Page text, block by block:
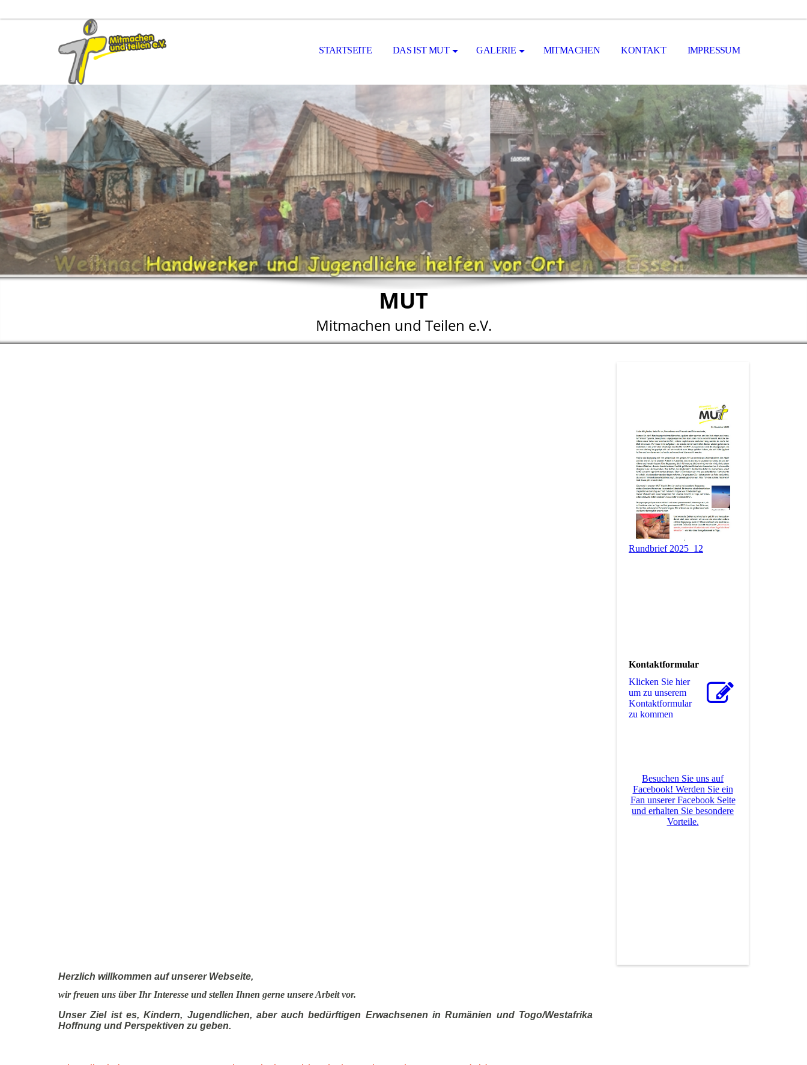
STARTSEITE DAS IST MUT GALERIE MITMACHEN KONTAKT IMPRESSUM
MUT
Mitmachen und Teilen e.V.
Herzlich willkommen auf unserer Webseite,
wir freuen uns über Ihr Interesse und stellen Ihnen gerne unsere Arbeit vor.
Unser Ziel ist es, Kindern, Jugendlichen, aber auch bedürftigen Erwachsenen in Rumänien und Togo/Westafrika
Hoffnung und Perspektiven zu geben.
Rundbrief 2025_12
Kontaktformular
Klicken Sie hier
um zu unserem
Kon­takt­for­mu­lar
zu kommen
Besuchen Sie uns auf
Facebook! Werden Sie ein
Fan unserer Facebook Seite
und erhalten Sie besondere
Vorteile.